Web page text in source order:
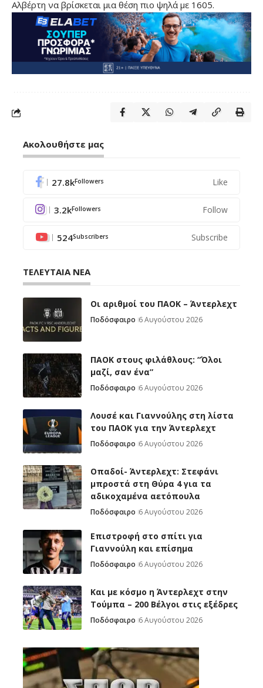
Αλβέρτη να βρίσκεται μια θέση πιο ψηλά με 1605.
Ακολουθήστε μας
27.8kFollowers Like
3.2kFollowers Follow
524Subscribers Subscribe
ΤΕΛΕΥΤΑΙΑ ΝΕΑ
Oι αριθμοί του ΠΑΟΚ – Άντερλεχτ
Ποδόσφαιρο 6 Αυγούστου 2026
ΠΑΟΚ στους φιλάθλους: “Όλοι
μαζί, σαν ένα”
Ποδόσφαιρο 6 Αυγούστου 2026
Λουσέ και Γιαννούλης στη λίστα
του ΠΑΟΚ για την Άντερλεχτ
Ποδόσφαιρο 6 Αυγούστου 2026
Οπαδοί- Άντερλεχτ: Στεφάνι
μπροστά στη Θύρα 4 για τα
αδικοχαμένα αετόπουλα
Ποδόσφαιρο 6 Αυγούστου 2026
Επιστροφή στο σπίτι για
Γιαννούλη και επίσημα
Ποδόσφαιρο 6 Αυγούστου 2026
Και με κόσμο η Άντερλεχτ στην
Τούμπα – 200 Βέλγοι στις εξέδρες
Ποδόσφαιρο 6 Αυγούστου 2026